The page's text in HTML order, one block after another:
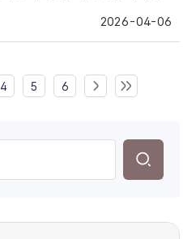
2026-04-06
4 5 6